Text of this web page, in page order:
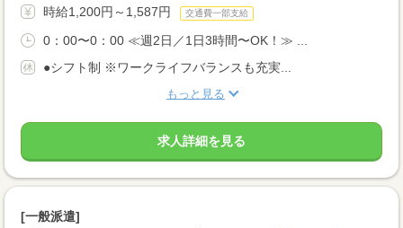
時給1,200円～1,587円 交通費一部支給
0：00〜0：00 ≪週2日／1日3時間〜OK！≫ ...
●シフト制 ※ワークライフバランスも充実...
もっと見る
求人詳細を見る
[一般派遣]